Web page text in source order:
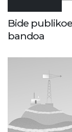
Bide
bandoa